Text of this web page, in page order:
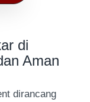
di
Aman
dirancang